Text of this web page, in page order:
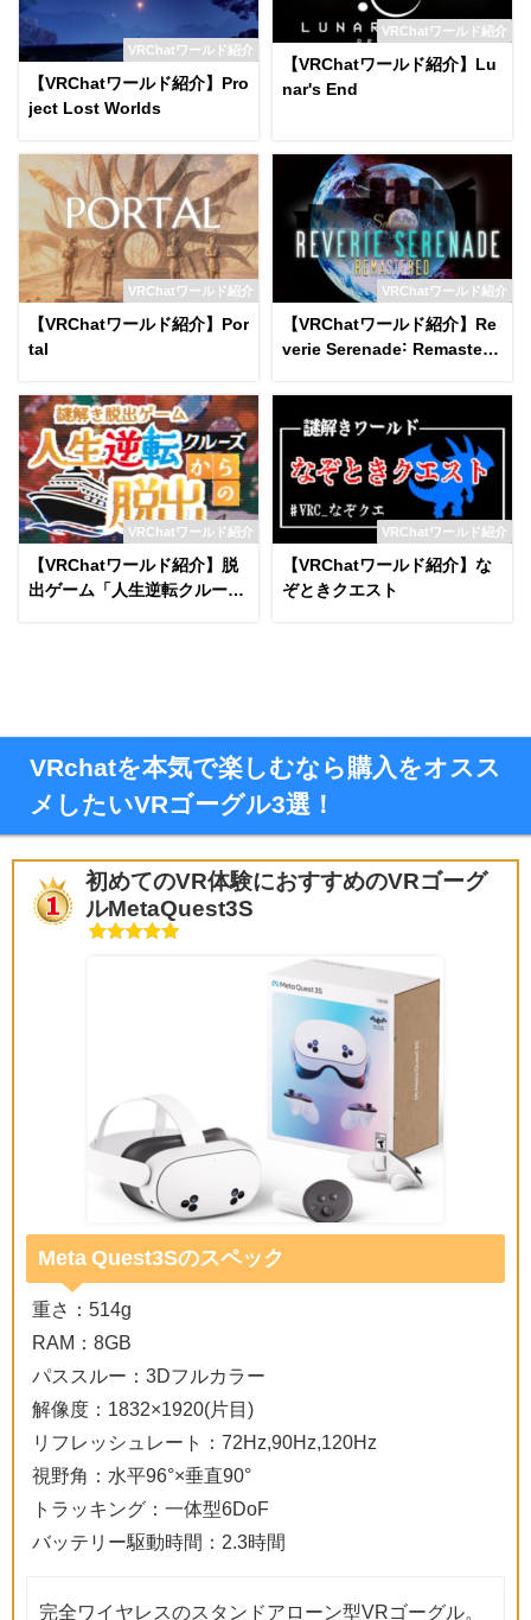
VRChatワールド紹介
【VRChatワールド紹介】Pro
ject Lost Worlds
VRChatワールド紹介
【VRChatワールド紹介】Lu
nar's End
VRChatワールド紹介
【VRChatワールド紹介】Por
tal
VRChatワールド紹介
【VRChatワールド紹介】Re
verie Serenade˸ Remastere
VRChatワールド紹介
【VRChatワールド紹介】脱
出ゲーム「人生逆転クルーズ
VRChatワールド紹介
【VRChatワールド紹介】な
ぞときクエスト
VRchatを本気で楽しむなら購入をオスス
メしたいVRゴーグル3選！
初めてのVR体験におすすめのVRゴーグ
ルMetaQuest3S
Meta Quest3Sのスペック
重さ：514g
RAM：8GB
パススルー：3Dフルカラー
解像度：1832×1920(片目)
リフレッシュレート：72Hz,90Hz,120Hz
視野角：水平96°×垂直90°
トラッキング：一体型6DoF
バッテリー駆動時間：2.3時間
完全ワイヤレスのスタンドアローン型VRゴーグル。